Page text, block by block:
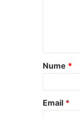
a
r
u
*
Nume *
Email *